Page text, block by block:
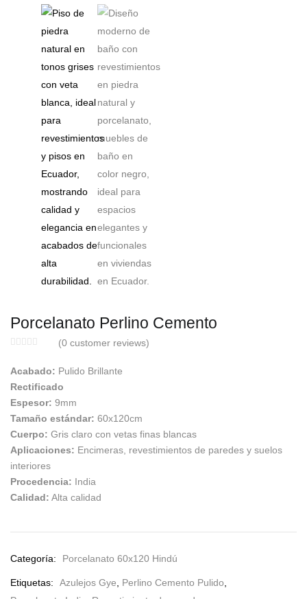
Porcelanato Perlino Cemento
(0 customer reviews)
Acabado: Pulido Brillante
Rectificado
Espesor: 9mm
Tamaño estándar: 60x120cm
Cuerpo: Gris claro con vetas finas blancas
Aplicaciones: Encimeras, revestimientos de paredes y suelos
interiores
Procedencia: India
Calidad: Alta calidad
Categoría: Porcelanato 60x120 Hindú
Etiquetas: Azulejos Gye Perlino Cemento Pulido